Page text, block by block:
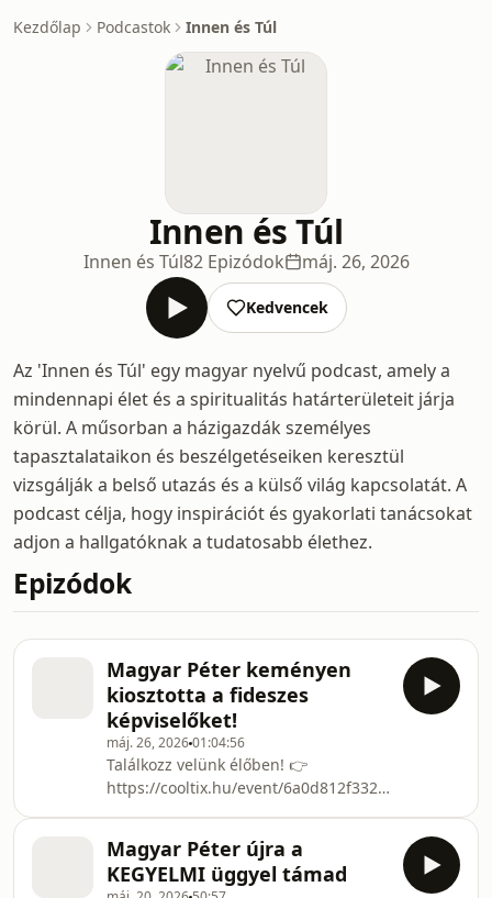
Kezdőlap Podcastok Innen és Túl
Innen és Túl
Innen és Túl82 Epizódok máj. 26, 2026
Kedvencek
Az 'Innen és Túl' egy magyar nyelvű podcast, amely a
mindennapi élet és a spiritualitás határterületeit járja
körül. A műsorban a házigazdák személyes
tapasztalataikon és beszélgetéseiken keresztül
vizsgálják a belső utazás és a külső világ kapcsolatát. A
podcast célja, hogy inspirációt és gyakorlati tanácsokat
adjon a hallgatóknak a tudatosabb élethez.
Epizódok
Magyar Péter keményen
kiosztotta a fideszes
képviselőket!
máj. 26, 202601:04:56
Találkozz velünk élőben! 👉
https://cooltix.hu/event/
velünk:Instagram:
https://www.instagram.com/innenestul/TikTok:
Magyar Péter újra a
KEGYELMI üggyel támad